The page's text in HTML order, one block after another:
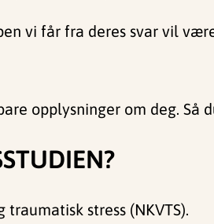
vi får fra deres svar vil
opplysninger om deg. Så
stress (NKVTS).